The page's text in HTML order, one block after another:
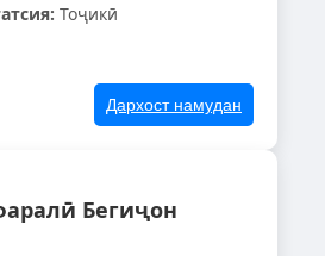
Тоҷикӣ
Дархост намудан
Бегиҷон